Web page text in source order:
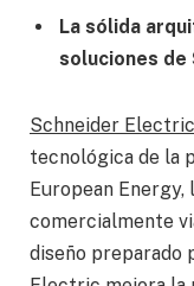
La sólida
soluciones de
Schneider Electric
tecnológica de la
European
comercialmente
diseño preparado